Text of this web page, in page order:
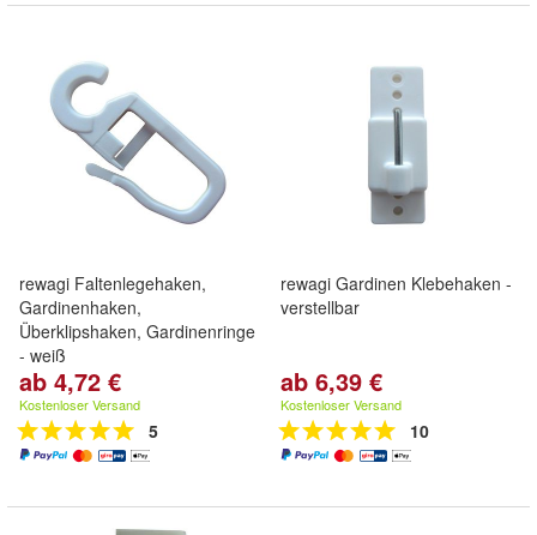
rewagi Faltenlegehaken,
Gardinenhaken,
Überklipshaken, Gardinenringe
- weiß
ab 4,72 €
Kostenloser Versand
5
rewagi Gardinen Klebehaken -
verstellbar
ab 6,39 €
Kostenloser Versand
10